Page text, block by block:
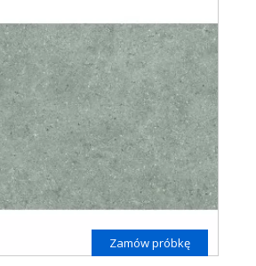
Zamów próbkę